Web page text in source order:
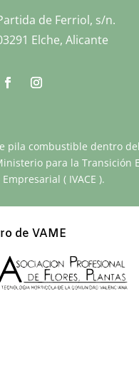
de Ferriol, s/n.
Elche, Alicante
pila combustible dentro
para la Transición
( IVACE ).
de VAME